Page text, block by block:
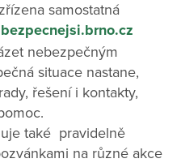
samostatná
bezpecnejsi.brno.cz
nebezpečným
situace nastane,
řešení i kontakty,
také pravidelně
na různé akce